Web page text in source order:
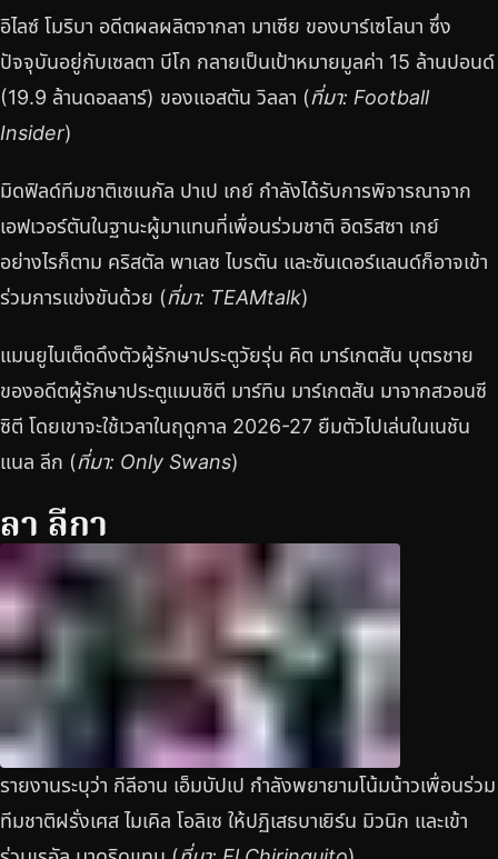
อิไลซ์ โมริบา อดีตผลผลิตจากลา มาเซีย ของบาร์เซโลนา ซึ่ง
ปัจจุบันอยู่กับเซลตา บีโก กลายเป็นเป้าหมายมูลค่า 15 ล้านปอนด์
(19.9 ล้านดอลลาร์) ของแอสตัน วิลลา (ที่มา: Football
Insider)
มิดฟิลด์ทีมชาติเซเนกัล ปาเป เกย์ กำลังได้รับการพิจารณาจาก
เอฟเวอร์ตันในฐานะผู้มาแทนที่เพื่อนร่วมชาติ อิดริสซา เกย์
อย่างไรก็ตาม คริสตัล พาเลซ ไบรตัน และซันเดอร์แลนด์ก็อาจเข้า
ร่วมการแข่งขันด้วย (ที่มา: TEAMtalk)
แมนยูไนเต็ดดึงตัวผู้รักษาประตูวัยรุ่น คิต มาร์เกตสัน บุตรชาย
ของอดีตผู้รักษาประตูแมนซิตี มาร์ทิน มาร์เกตสัน มาจากสวอนซี
ซิตี โดยเขาจะใช้เวลาในฤดูกาล 2026-27 ยืมตัวไปเล่นในเนชัน
แนล ลีก (ที่มา: Only Swans)
ลา ลีกา
รายงานระบุว่า กีลีอาน เอ็มบัปเป กำลังพยายามโน้มน้าวเพื่อนร่วม
ทีมชาติฝรั่งเศส ไมเคิล โอลิเซ ให้ปฏิเสธบาเยิร์น มิวนิก และเข้า